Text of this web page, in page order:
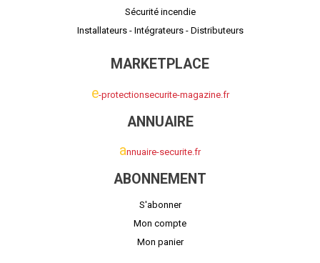
Sécurité incendie
Installateurs - Intégrateurs - Distributeurs
MARKETPLACE
e-protectionsecurite-magazine.fr
ANNUAIRE
annuaire-securite.fr
ABONNEMENT
S'abonner
Mon compte
Mon panier